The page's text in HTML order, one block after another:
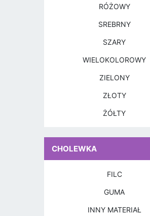
RÓŻOWY
SREBRNY
SZARY
WIELOKOLOROWY
ZIELONY
ZŁOTY
ŻÓŁTY
CHOLEWKA
FILC
GUMA
INNY MATERIAŁ